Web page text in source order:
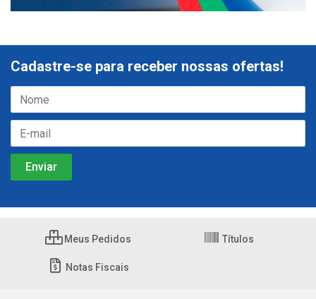
Cadastre-se para receber nossas ofertas!
Meus Pedidos Títulos
Notas Fiscais